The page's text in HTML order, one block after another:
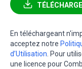
En téléchargeant
acceptez notre
d’Utilisation. Pour
une licence pour